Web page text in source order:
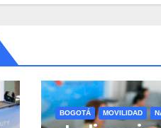
BOGOTÁ MOVILIDAD